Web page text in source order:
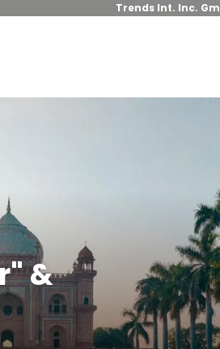
Trends Int. Inc.
&